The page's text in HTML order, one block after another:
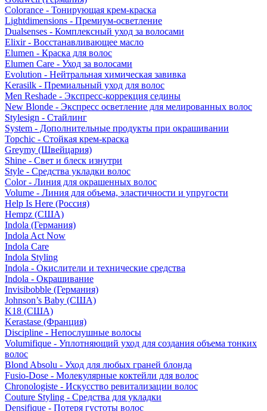
Colorance - Тонирующая крем-краска
Lightdimensions - Премиум-осветление
Dualsenses - Комплексный уход за волосами
Elixir - Восстанавливающее масло
Elumen - Краска для волос
Elumen Care - Уход за волосами
Evolution - Нейтральная химическая завивка
Kerasilk - Премиальный уход для волос
Men Reshade - Экспресс-коррекция седины
New Blonde - Экспресс осветление для мелированных волос
Stylesign - Стайлинг
System - Дополнительные продукты при окрашивании
Topchic - Стойкая крем-краска
Greymy (Швейцария)
Shine - Свет и блеск изнутри
Style - Средства укладки волос
Color - Линия для окрашенных волос
Volume - Линия для объема, эластичности и упругости
Help Is Here (Россия)
Hempz (США)
Indola (Германия)
Indola Act Now
Indola Care
Indola Styling
Indola - Окислители и технические средства
Indola - Окрашивание
Invisibobble (Германия)
Johnson’s Baby (США)
K18 (США)
Kerastase (Франция)
Discipline - Непослушные волосы
Volumifique - Уплотняющий уход для создания объема тонких
волос
Blond Absolu - Уход для любых граней блонда
Fusio-Dose - Молекулярные коктейли для волос
Chronologiste - Искусство ревитализации волос
Couture Styling - Средства для укладки
Densifique - Потеря густоты волос